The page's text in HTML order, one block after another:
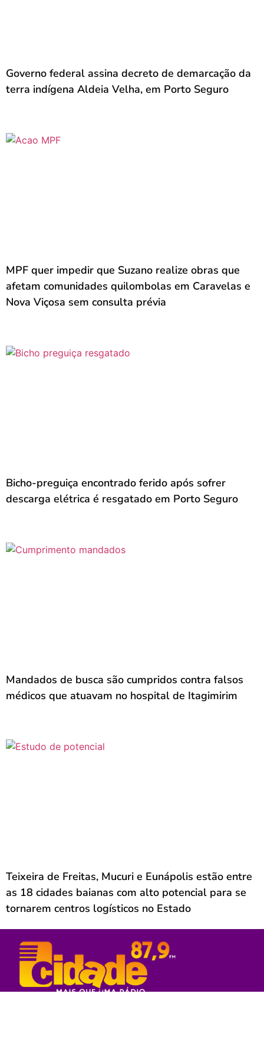
Governo federal assina decreto de demarcação da
terra indígena Aldeia Velha, em Porto Seguro
MPF quer impedir que Suzano realize obras que
afetam comunidades quilombolas em Caravelas e
Nova Viçosa sem consulta prévia
Bicho-preguiça encontrado ferido após sofrer
descarga elétrica é resgatado em Porto Seguro
Mandados de busca são cumpridos contra falsos
médicos que atuavam no hospital de Itagimirim
Teixeira de Freitas, Mucuri e Eunápolis estão entre
as 18 cidades baianas com alto potencial para se
tornarem centros logísticos no Estado